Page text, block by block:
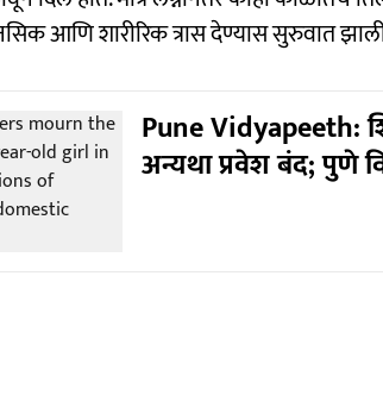
आणि शारीरिक त्रास देण्यास सुरुवात
Pune Vidyapeeth:
अन्यथा प्रवेश बंद; पुणे